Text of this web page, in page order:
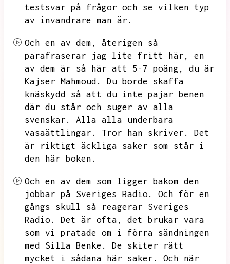
testsvar på frågor och se vilken typ
av invandrare man är.
Och en av dem,
återigen så
parafraserar jag lite fritt här,
en
av dem är så här att 5-7 poäng,
du är
Kajser Mahmoud.
Du borde skaffa
knäskydd så att du inte pajar benen
där du står och suger av alla
svenskar.
Alla alla underbara
vasaättlingar.
Tror han skriver.
Det
är riktigt äckliga saker som står i
den här boken.
Och en av dem som ligger bakom den
jobbar på Sveriges Radio.
Och för en
gångs skull så reagerar Sveriges
Radio.
Det är ofta,
det brukar vara
som vi pratade om i förra sändningen
med Silla Benke.
De skiter rätt
mycket i sådana här saker.
Och när